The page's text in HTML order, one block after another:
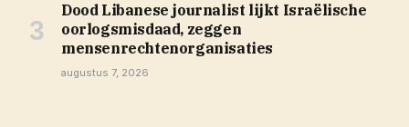
Dood Libanese journalist lijkt Israëlische
oorlogsmisdaad, zeggen
mensenrechtenorganisaties
augustus 7, 2026